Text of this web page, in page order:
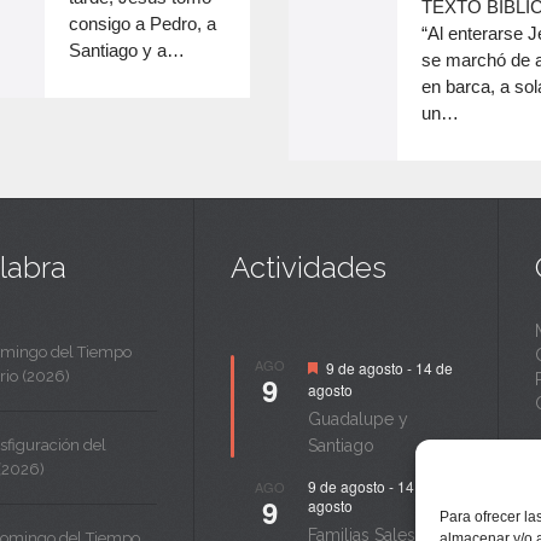
Para ofrecer
volumen.
consigo a Pedro, a
Santiago y a…
TEXTO
“Al enterarse
se marchó de
en barca, a
un…
del Tiempo
(2026)
del
Actividades
AGO
9
Destacado
9 de agosto - 14 de
agosto
Guadalupe y
Santiago
AGO
9
9 de agosto - 14 de
agosto
Familias Salesianas